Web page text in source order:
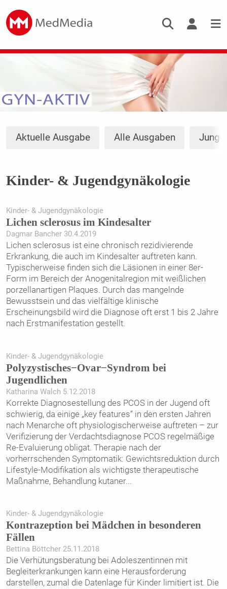
Aktuelle Ausgabe Alle Ausgaben Junge
Kinder- & Jugendgynäkologie
Kinder- & Jugendgynäkologie
Lichen sclerosus im Kindesalter
Dagmar Bancher 30.4.2019
Lichen sclerosus ist eine chronisch rezidivierende
Erkrankung, die auch im Kindesalter auftreten kann.
Typischerweise finden sich die Läsionen in ­einer 8er-
Form im Bereich der Anogenital­region mit weißlichen
porzellanartigen Plaques. Durch das mangelnde
Bewusstsein und das vielfältige klinische
Erscheinungsbild wird die Diagnose oft erst 1 bis 2 Jahre
nach Erstmanifestation gestellt.
Kinder- & Jugendgynäkologie
Polyzystisches−Ovar−Syndrom bei
Jugendlichen
Katharina Walch 5.12.2018
Korrekte Diagnosestellung des PCOS in der Jugend oft
schwierig, da einige „key features“ in den ersten Jahren
nach Menarche oft physiologischerweise auftreten – zur
Verifizierung der Verdachtsdiagnose PCOS regelmäßige
Re-Evaluierung obligat. Therapie nach der
vorherrschenden Symptomatik: Gewichtsreduktion durch
Lifestyle-Modifikation als wichtigste therapeutische
Maßnahme, Behandlung kutaner...
Kinder- & Jugendgynäkologie
Kontrazeption bei Mädchen in besonderen
Fällen
Bettina Böttcher 25.11.2018
Die Verhütungsberatung bei Adoleszentinnen mit
Begleiterkrankungen kann eine Herausforderung
darstellen, zumal die Datenlage für Kinder limitiert ist. Die